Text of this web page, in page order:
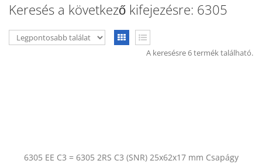
HÍREK
HOGYAN KERESSEN CSAPÁGY MÉRET SZERINT?
Keresés a következő kifejezésre: 6305
A keresésre 6 termék található.
6305 EE C3 = 6305 2RS C3 (SNR) 25x62x17 mm Csapágy